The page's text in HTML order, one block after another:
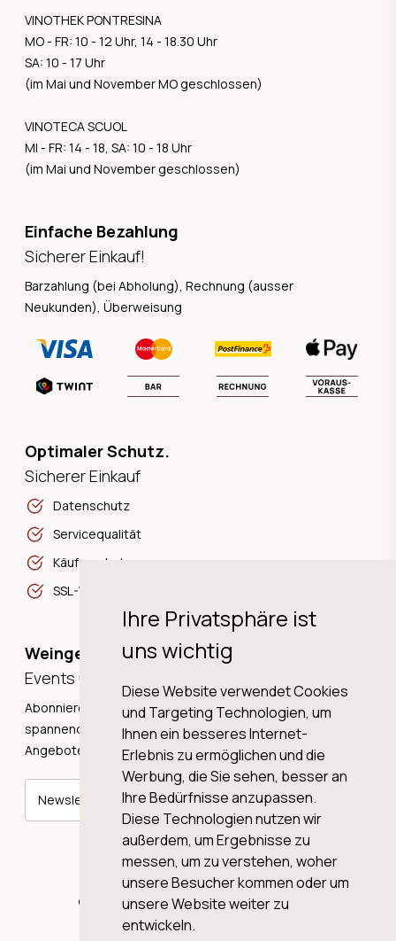
Ihre Privatsphäre ist
uns wichtig
Diese Website verwendet Cookies
und Targeting Technologien, um
Ihnen ein besseres Internet-
Erlebnis zu ermöglichen und die
Werbung, die Sie sehen, besser an
Ihre Bedürfnisse anzupassen.
Diese Technologien nutzen wir
außerdem, um Ergebnisse zu
messen, um zu verstehen, woher
unsere Besucher kommen oder um
unsere Website weiter zu
entwickeln.
VINOTHEK PONTRESINA
MO - FR: 10 - 12 Uhr, 14 - 18.30 Uhr
SA: 10 - 17 Uhr
(im Mai und November MO geschlossen)
VINOTECA SCUOL
MI - FR: 14 - 18, SA: 10 - 18 Uhr
(im Mai und November geschlossen)
Einfache Bezahlung
Sicherer Einkauf!
Barzahlung (bei Abholung), Rechnung (ausser
Neukunden), Überweisung
Optimaler Schutz.
Sicherer Einkauf
Datenschutz
Servicequalität
Käuferschutz
SSL-Verschlüsselung
Weingeschichten,
Events und Neuigkeiten!
Abonnieren Sie unseren Newsletter und erhalten Sie
spannende Weingeschichten, Neuigkeiten und tolle
Angebote direkt in Ihre Mailbox.
Newsletter abonnieren
© 2026 WINE AG VALENTIN & VON SALIS